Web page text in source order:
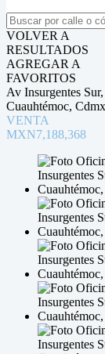
VOLVER A
RESULTADOS
AGREGAR A
FAVORITOS
Av Insurgentes
Cuauhtémoc, Cdmx
VENTA
MXN7,188,368